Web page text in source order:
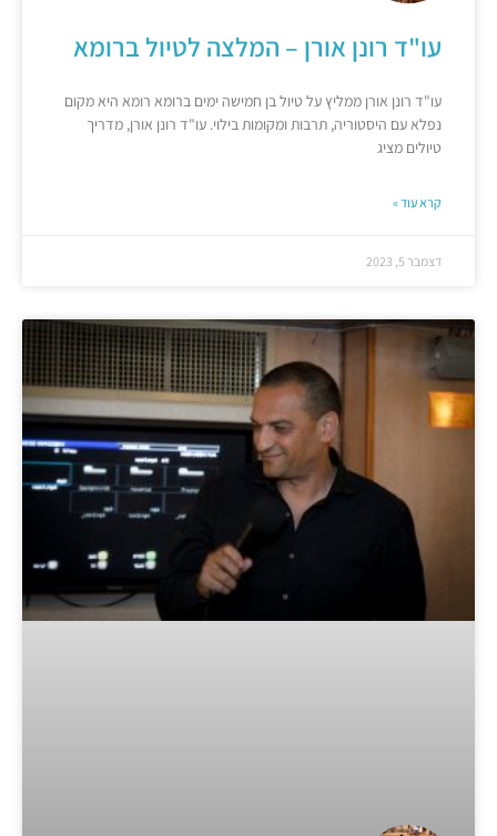
עו"ד רונן אורן – המלצה לטיול ברומא
עו"ד רונן אורן ממליץ על טיול בן חמישה ימים ברומא רומא היא מקום
נפלא עם היסטוריה, תרבות ומקומות בילוי. עו"ד רונן אורן, מדריך
טיולים מציג
קרא עוד »
דצמבר 5, 2023